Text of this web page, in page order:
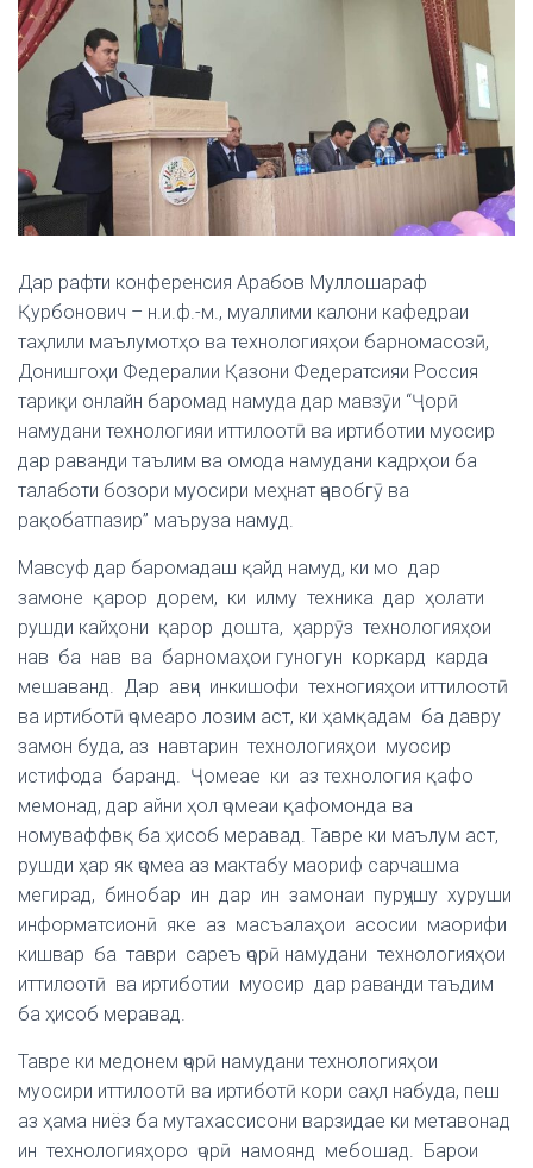
Дар рафти конференсия Арабов Муллошараф
Қурбонович – н.и.ф.-м., муаллими калони кафедраи
таҳлили маълумотҳо ва технологияҳои барномасозӣ,
Донишгоҳи Федералии Қазони Федератсияи Россия
тариқи онлайн баромад намуда дар мавзӯи “Ҷорӣ
намудани технологияи иттилоотӣ ва иртиботии муосир
дар раванди таълим ва омода намудани кадрҳои ба
талаботи бозори муосири меҳнат ҷавобгӯ ва
рақобатпазир” маъруза намуд.
Мавсуф дар баромадаш қайд намуд, ки мо дар
замоне қарор дорем, ки илму техника дар ҳолати
рушди кайҳони қарор дошта, ҳаррӯз технологияҳои
нав ба нав ва барномаҳои гуногун коркард карда
мешаванд. Дар авҷи инкишофи техногияҳои иттилоотӣ
ва иртиботӣ ҷомеаро лозим аст, ки ҳамқадам ба давру
замон буда, аз навтарин технологияҳои муосир
истифода баранд. Ҷомеае ки аз технология қафо
мемонад, дар айни ҳол ҷомеаи қафомонда ва
номуваффвқ ба ҳисоб меравад. Тавре ки маълум аст,
рушди ҳар як ҷомеа аз мактабу маориф сарчашма
мегирад, бинобар ин дар ин замонаи пурҷушу хуруши
информатсионӣ яке аз масъалаҳои асосии маорифи
кишвар ба таври сареъ ҷорӣ намудани технологияҳои
иттилоотӣ ва иртиботии муосир дар раванди таъдим
ба ҳисоб меравад.
Тавре ки медонем ҷорӣ намудани технологияҳои
муосири иттилоотӣ ва иртиботӣ кори саҳл набуда, пеш
аз ҳама ниёз ба мутахассисони варзидае ки метавонад
ин технологияҳоро ҷорӣ намоянд мебошад. Барои